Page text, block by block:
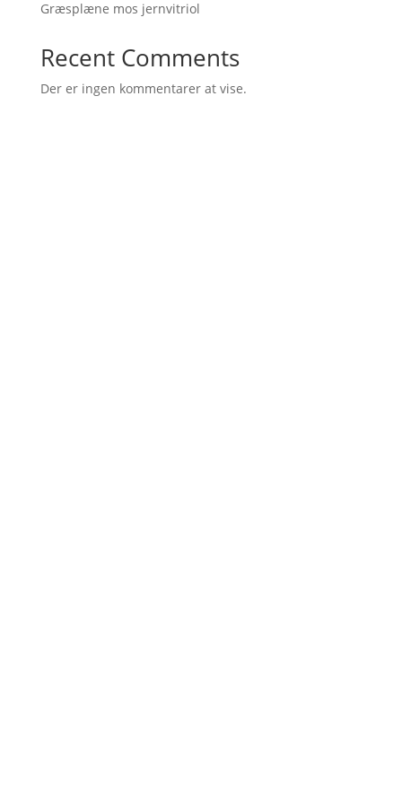
Græsplæne mos jernvitriol
Recent Comments
Der er ingen kommentarer at vise.